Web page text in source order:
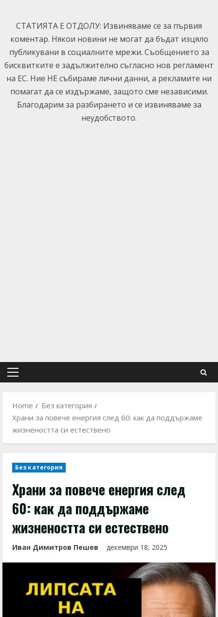
content
СТАТИЯТА Е ОТДОЛУ: Извиняваме се за първия
коментар. Някои новини не могат да бъдат изцяло
публикувани в социалните мрежи. Съобщението за
бисквитките е задължително съгласно нов регламент
на ЕС. Ние НЕ събираме лични данни, а рекламите ни
помагат да се издържаме, защото сме независими.
Благодарим за разбирането и се извиняваме за
неудобството.
Primary
Home
Без категория
Храни за повече енергия след 60: как да поддържаме
жизнеността си естествено
Без категория
Храни за повече енергия след
60: как да поддържаме
жизнеността си естествено
Иван Димитров Пешев декември 18, 2025